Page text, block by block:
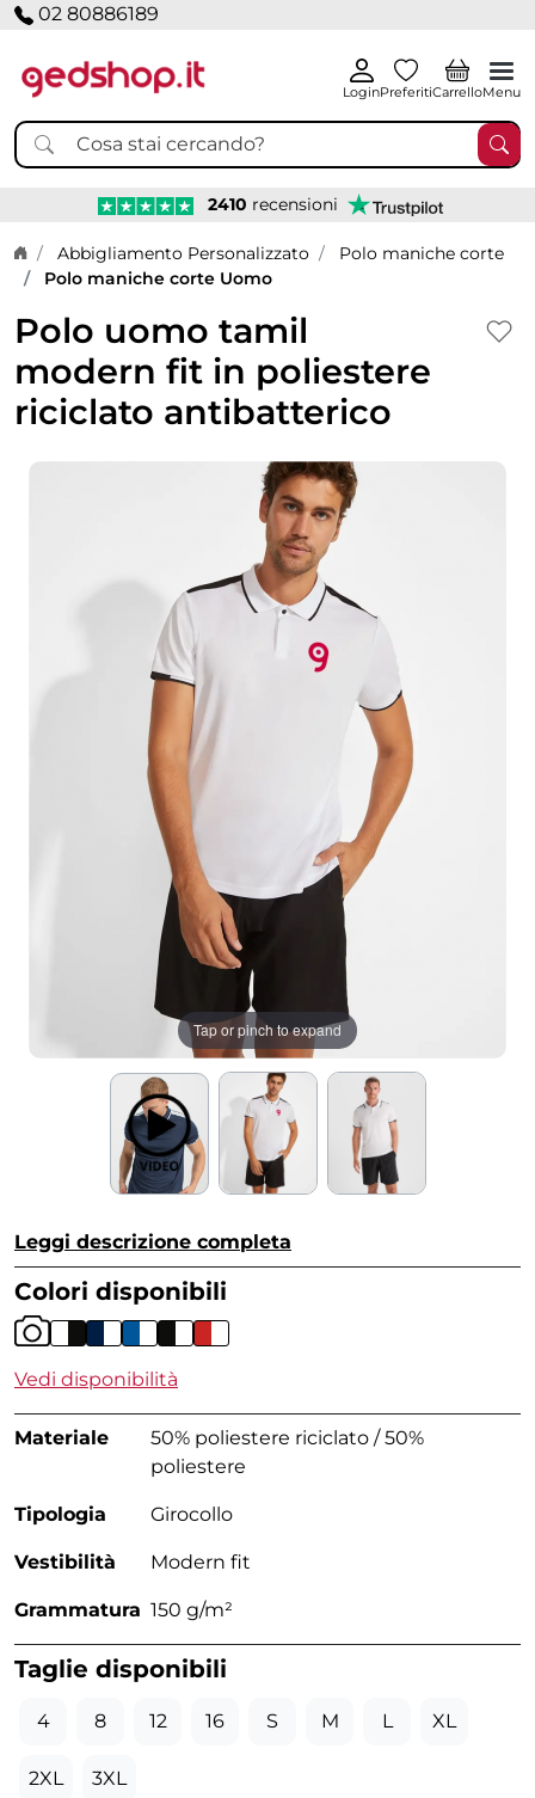
02 80886189
LoginPreferitiCarrelloMenu
2410 recensioni
Home page
Abbigliamento Personalizzato
Polo maniche corte
Polo maniche corte Uomo
Polo uomo tamil
modern fit in poliestere
riciclato antibatterico
Tap or pinch to expand
Leggi descrizione completa
Colori disponibili
Vedi disponibilità
Materiale
50% poliestere riciclato / 50%
poliestere
Tipologia Girocollo
Vestibilità Modern fit
Grammatura 150 g/m²
Taglie disponibili
4 8 12 16 S M L XL
2XL
3XL